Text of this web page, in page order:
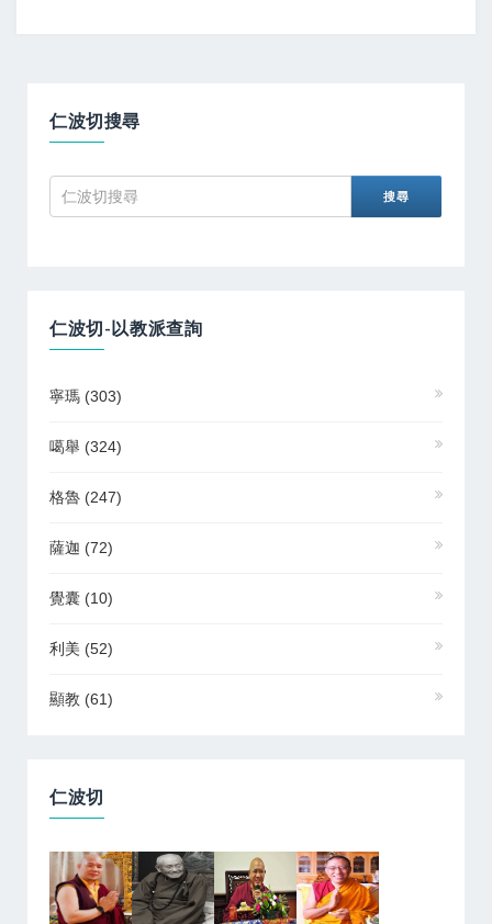
仁波切搜尋
仁波切-以教派查詢
寧瑪 (303)
噶舉 (324)
格魯 (247)
薩迦 (72)
覺囊 (10)
利美 (52)
顯教 (61)
仁波切